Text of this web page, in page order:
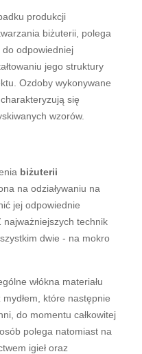
produkcji
biżuterii, polega
do odpowiedniej
jego struktury
Ozdoby wykonywane
się
wzorów.
biżuterii
na odziaływaniu na
jej odpowiednie
najważniejszych technik
dwie - na mokro
włókna materiału
które następnie
do momentu całkowitej
polega natomiast na
igieł oraz